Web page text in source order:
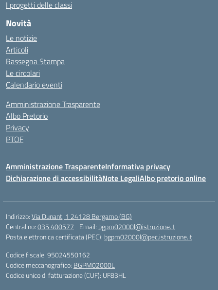
I progetti delle classi
Novità
Le notizie
Articoli
Rassegna Stampa
Le circolari
Calendario eventi
Amministrazione Trasparente
Albo Pretorio
Privacy
PTOF
Amministrazione TrasparenteInformativa privacy
Dichiarazione di accessibilitàNote LegaliAlbo pretorio online
Indirizzo:Via Dunant, 1 24128 Bergamo (BG)
Centralino:035 400577 Email: bgpm02000l@istruzione.it
Posta elettronica certificata (PEC): bgpm02000l@pec.istruzione.it
Codice fiscale: 95024550162
Codice meccanografico: BGPM02000L
Codice unico di fatturazione (CUF): UF83HL